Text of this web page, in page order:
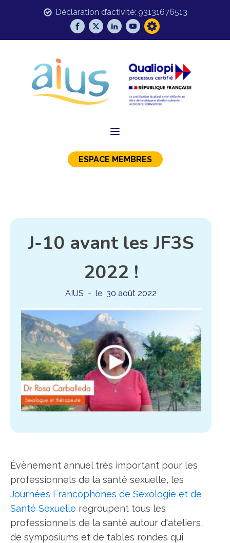
Déclaration d’activité: 93131676513
ESPACE MEMBRES
J-10 avant les JF3S
2022 !
AIUS - le 30 août 2022
Évènement annuel très important pour les
professionnels de la santé sexuelle, les
Journées Francophones de Sexologie et de
Santé Sexuelle regroupent tous les
professionnels de la santé autour d'ateliers,
de symposiums et de tables rondes qui